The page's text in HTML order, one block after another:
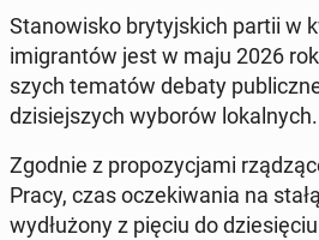
Sta­no­wi­sko bry­tyj­skich partii w
imi­gran­tów jest w maju 2026
szych tematów debaty
dzi­siej­szych wyborów lo­kal­nych.
Zgodnie z pro­po­zy­cja­mi
Pracy, czas ocze­ki­wa­nia na
wy­dłu­żo­ny z pięciu do